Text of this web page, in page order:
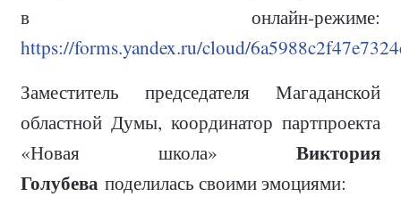
в онлайн-режиме:
https://forms.yandex.ru/cloud/
Заместитель председателя Магаданской
областной Думы, координатор партпроекта
«Новая школа» Виктория
Голубева поделилась своими эмоциями: